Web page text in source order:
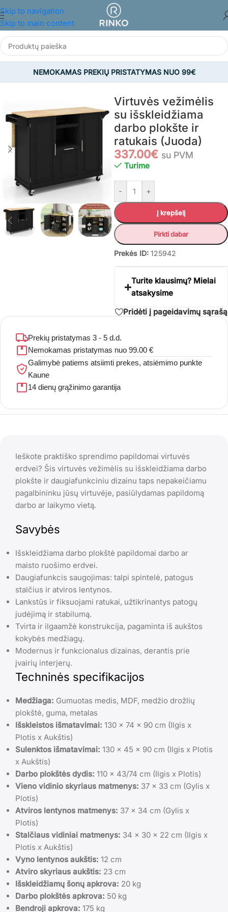
Skip to navigation
Skip to main content
NEMOKAMAS PREKIŲ PRISTATYMAS NUO 99€
Virtuvės ir valgomojo baldai/Virtuvės salos ir vežimėliai
Virtuvės vežimėlis
su išskleidžiama
darbo plokšte ir
ratukais (Juoda)
337.00€ su PVM
Turime
- +
Į krepšelį
Pirkti dabar
Prekės ID: 125942
Turite klausimų? Mielai
atsakysime
Pridėti į pageidavimų sąrašą
Prekių pristatymas 3 - 5 d.d.
Nemokamas pristatymas nuo 99.00 €
Galimybė patiems atsiimti prekes, atsiėmimo punkte
Kaune
14 dienų grąžinimo garantija
Ieškote praktiško sprendimo papildomai virtuvės
erdvei? Šis virtuvės vežimėlis su išskleidžiama darbo
plokšte ir daugiafunkciniu dizainu taps nepakeičiamu
pagalbininku jūsų virtuvėje, pasiūlydamas papildomą
darbo ar laikymo vietą.
Savybės
Išskleidžiama darbo plokštė papildomai darbo ar
maisto ruošimo erdvei.
Daugiafunkcis saugojimas: talpi spintelė, patogus
stalčius ir atviros lentynos.
Lankstūs ir fiksuojami ratukai, užtikrinantys patogų
judėjimą ir stabilumą.
Tvirta ir ilgaamžė konstrukcija, pagaminta iš aukštos
kokybės medžiagų.
Modernus ir funkcionalus dizainas, derantis prie
įvairių interjerų.
Techninės specifikacijos
Medžiaga: Gumuotas medis, MDF, medžio drožlių
plokštė, guma, metalas
Išskleistos išmatavimai: 130 x 74 x 90 cm (Ilgis x
Plotis x Aukštis)
Sulenktos išmatavimai: 130 x 45 x 90 cm (Ilgis x Plotis
x Aukštis)
Darbo plokštės dydis: 110 x 43/74 cm (Ilgis x Plotis)
Vieno vidinio skyriaus matmenys: 37 x 33 cm (Gylis x
Plotis)
Atviros lentynos matmenys: 37 x 34 cm (Gylis x
Plotis)
Stalčiaus vidiniai matmenys: 34 x 30 x 22 cm (Ilgis x
Plotis x Aukštis)
Vyno lentynos aukštis: 12 cm
Atviro skyriaus aukštis: 23 cm
Išskleidžiamų šonų apkrova: 20 kg
Darbo plokštės apkrova: 50 kg
Bendroji apkrova: 175 kg